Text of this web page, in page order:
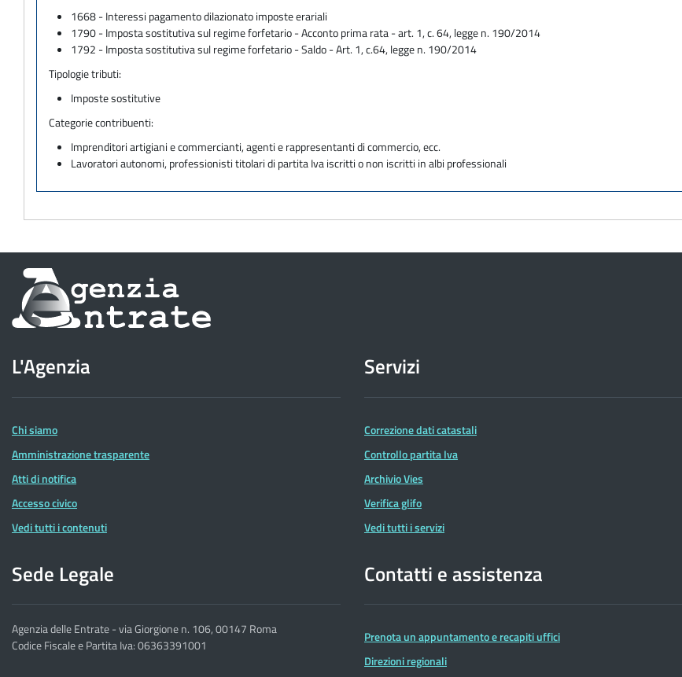
1668 - Interessi pagamento dilazionato imposte erariali
1790 - Imposta sostitutiva sul regime forfetario - Acconto prima rata - art. 1, c. 64, legge n. 190/2014
1792 - Imposta sostitutiva sul regime forfetario - Saldo - Art. 1, c.64, legge n. 190/2014
Tipologie tributi:
Imposte sostitutive
Categorie contribuenti:
Imprenditori artigiani e commercianti, agenti e rappresentanti di commercio, ecc.
Lavoratori autonomi, professionisti titolari di partita Iva iscritti o non iscritti in albi professionali
Informazioni
sul
dell'Agenzia
delle
Entrate
L'Agenzia
Chi siamo
Amministrazione trasparente
Atti di notifica
Accesso civico
Vedi tutti i contenuti
Servizi
Correzione dati catastali
Controllo partita Iva
Archivio Vies
Verifica glifo
Vedi tutti i servizi
Sede Legale
Agenzia delle Entrate - via Giorgione n. 106, 00147 Roma
Codice Fiscale e Partita Iva: 06363391001
Contatti e assistenza
Prenota un appuntamento e recapiti uffici
Direzioni regionali